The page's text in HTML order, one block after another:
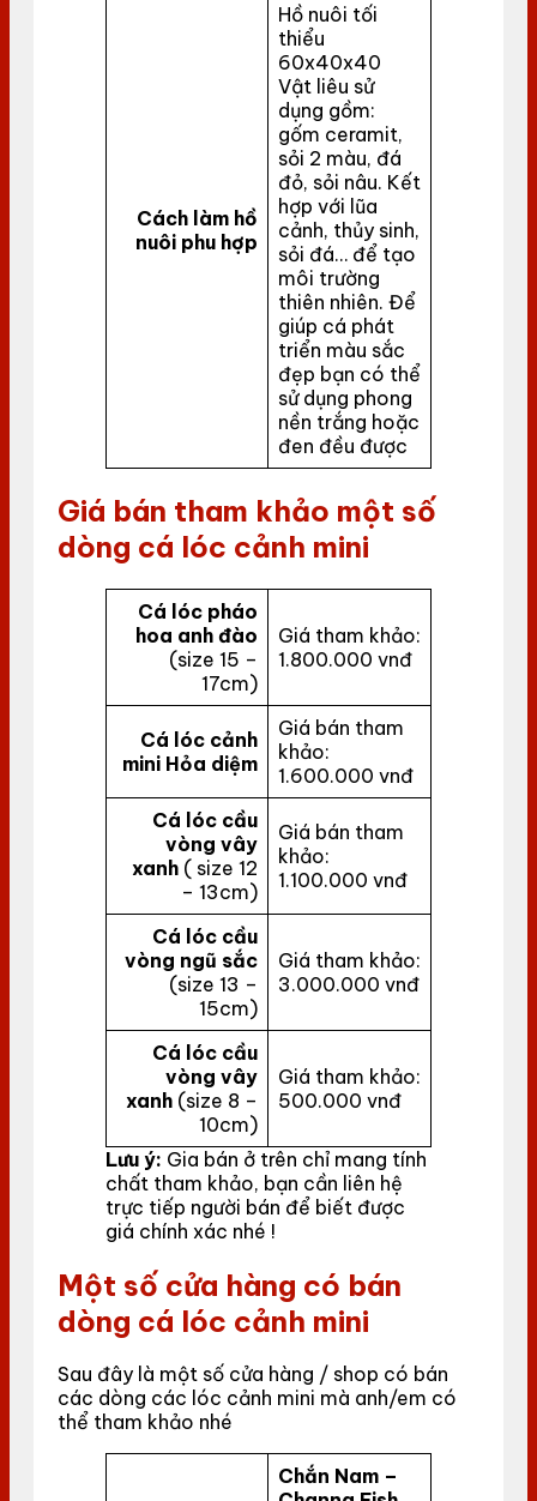
Cách làm hồ
nuôi phu hợp
Hồ nuôi tối
thiểu
60x40x40
Vật liêu sử
dụng gồm:
gốm ceramit,
sỏi 2 màu, đá
đỏ, sỏi nâu. Kết
hợp với lũa
cảnh, thủy sinh,
sỏi đá… để tạo
môi trường
thiên nhiên. Để
giúp cá phát
triển màu sắc
đẹp bạn có thể
sử dụng phong
nền trắng hoặc
đen đều được
Giá bán tham khảo một số
dòng cá lóc cảnh mini
Cá lóc pháo
hoa anh đào
(size 15 –
17cm)
Giá tham khảo:
1.800.000 vnđ
Cá lóc cảnh
mini Hỏa diệm
Giá bán tham
khảo:
1.600.000 vnđ
Cá lóc cầu
vòng vây
xanh ( size 12
– 13cm)
Giá bán tham
khảo:
1.100.000 vnđ
Cá lóc cầu
vòng ngũ sắc
(size 13 –
15cm)
Giá tham khảo:
3.000.000 vnđ
Cá lóc cầu
vòng vây
xanh (size 8 –
10cm)
Giá tham khảo:
500.000 vnđ
Lưu ý: Gia bán ở trên chỉ mang tính
chất tham khảo, bạn cần liên hệ
trực tiếp người bán để biết được
giá chính xác nhé !
Một số cửa hàng có bán
dòng cá lóc cảnh mini
Sau đây là một số cửa hàng / shop có bán
các dòng các lóc cảnh mini mà anh/em có
thể tham khảo nhé
Chắn Nam –